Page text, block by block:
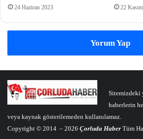
24 Haziran 2023 22
Yorum Yap
Sitemizdeki
haberlerin
veya kaynak gösterilemeden kullanılamaz.
Copyright © 2014 – 2026 Çorluda Haber Tüm